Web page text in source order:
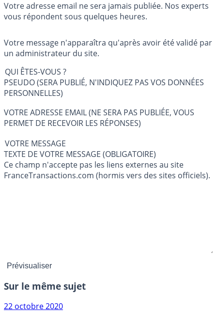
Votre adresse email ne sera jamais publiée. Nos experts
vous répondent sous quelques heures.
Votre message n'apparaîtra qu'après avoir été validé par
un administrateur du site.
QUI ÊTES-VOUS ?
PSEUDO (SERA PUBLIÉ, N'INDIQUEZ PAS VOS DONNÉES
PERSONNELLES)
VOTRE ADRESSE EMAIL (NE SERA PAS PUBLIÉE, VOUS
PERMET DE RECEVOIR LES RÉPONSES)
VOTRE MESSAGE
TEXTE DE VOTRE MESSAGE (OBLIGATOIRE)
Ce champ n'accepte pas les liens externes au site
FranceTransactions.com (hormis vers des sites officiels).
Sur le même sujet